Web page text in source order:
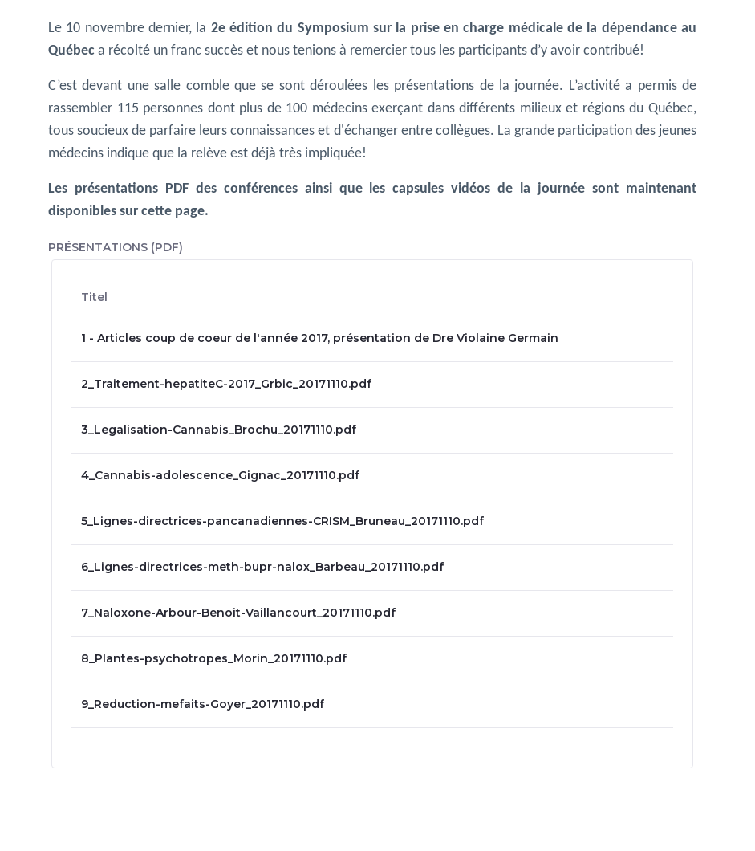
Le 10 novembre dernier, la 2e édition du Symposium sur la prise en charge médicale de la dépendance au
Québec a récolté un franc succès et nous tenions à remercier tous les participants d’y avoir contribué!
C’est devant une salle comble que se sont déroulées les présentations de la journée. L’activité a permis de
rassembler 115 personnes dont plus de 100 médecins exerçant dans différents milieux et régions du Québec,
tous soucieux de parfaire leurs connaissances et d'échanger entre collègues. La grande participation des jeunes
médecins indique que la relève est déjà très impliquée!
Les présentations PDF des conférences ainsi que les capsules vidéos de la journée sont maintenant
disponibles sur cette page.
PRÉSENTATIONS (PDF)
Titel
1 - Articles coup de coeur de l'année 2017, présentation de Dre Violaine Germain
2_Traitement-hepatiteC-2017_Grbic_20171110.pdf
3_Legalisation-Cannabis_Brochu_20171110.pdf
4_Cannabis-adolescence_Gignac_20171110.pdf
5_Lignes-directrices-pancanadiennes-CRISM_Bruneau_20171110.pdf
6_Lignes-directrices-meth-bupr-nalox_Barbeau_20171110.pdf
7_Naloxone-Arbour-Benoit-Vaillancourt_20171110.pdf
8_Plantes-psychotropes_Morin_20171110.pdf
9_Reduction-mefaits-Goyer_20171110.pdf